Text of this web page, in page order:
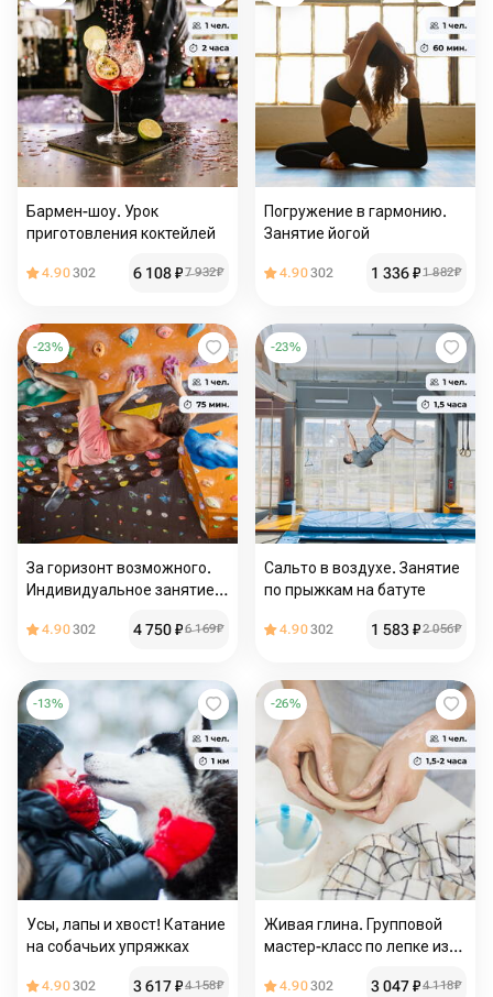
Бармен-шоу. Урок
приготовления коктейлей
4.90302 6 108₽7 932₽
Погружение в гармонию.
Занятие йогой
4.90302 1 336₽1 882₽
-23%
За горизонт возможного.
Индивидуальное занятие
4.90302 4 750₽6 169₽
-23%
Сальто в воздухе. Занятие
по прыжкам на батуте
4.90302 1 583₽2 056₽
-13%
Усы, лапы и хвост! Катание
на собачьих упряжках
4.90302 3 617₽4 158₽
-26%
Живая глина. Групповой
мастер-класс по лепке из
4.90302 3 047₽4 118₽